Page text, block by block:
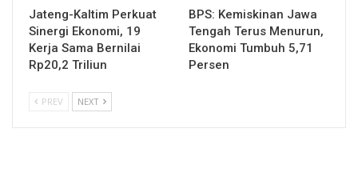
Jateng-Kaltim Perkuat
Sinergi Ekonomi, 19
Kerja Sama Bernilai
Rp20,2 Triliun
BPS: Kemiskinan Jawa
Tengah Terus Menurun,
Ekonomi Tumbuh 5,71
Persen
PREV NEXT